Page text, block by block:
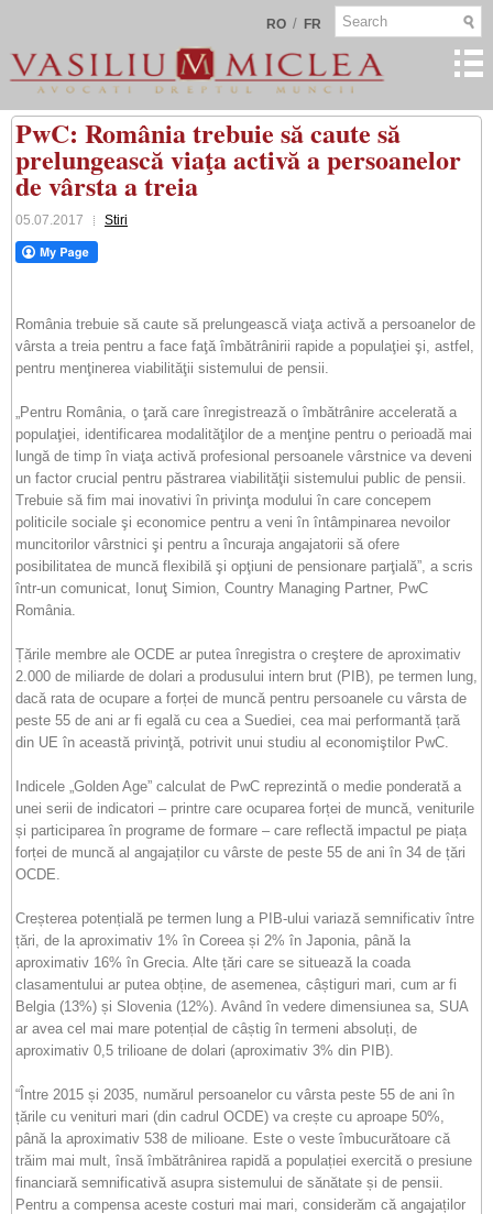
RO / FR
PwC: România trebuie să caute să
prelungească viaţa activă a persoanelor
de vârsta a treia
05.07.2017 Stiri
România trebuie să caute să prelungească viaţa activă a persoanelor de
vârsta a treia pentru a face faţă îmbătrânirii rapide a populaţiei şi, astfel,
pentru menţinerea viabilităţii sistemului de pensii.
„Pentru România, o ţară care înregistrează o îmbătrânire accelerată a
populaţiei, identificarea modalităţilor de a menţine pentru o perioadă mai
lungă de timp în viaţa activă profesional persoanele vârstnice va deveni
un factor crucial pentru păstrarea viabilităţii sistemului public de pensii.
Trebuie să fim mai inovativi în privinţa modului în care concepem
politicile sociale şi economice pentru a veni în întâmpinarea nevoilor
muncitorilor vârstnici şi pentru a încuraja angajatorii să ofere
posibilitatea de muncă flexibilă şi opţiuni de pensionare parţială”, a scris
într-un comunicat, Ionuţ Simion, Country Managing Partner, PwC
România.
Țările membre ale OCDE ar putea înregistra o creştere de aproximativ
2.000 de miliarde de dolari a produsului intern brut (PIB), pe termen lung,
dacă rata de ocupare a forței de muncă pentru persoanele cu vârsta de
peste 55 de ani ar fi egală cu cea a Suediei, cea mai performantă țară
din UE în această privinţă, potrivit unui studiu al economiştilor PwC.
Indicele „Golden Age” calculat de PwC reprezintă o medie ponderată a
unei serii de indicatori – printre care ocuparea forței de muncă, veniturile
și participarea în programe de formare – care reflectă impactul pe piața
forței de muncă al angajaților cu vârste de peste 55 de ani în 34 de țări
OCDE.
Creșterea potențială pe termen lung a PIB-ului variază semnificativ între
țări, de la aproximativ 1% în Coreea și 2% în Japonia, până la
aproximativ 16% în Grecia. Alte țări care se situează la coada
clasamentului ar putea obține, de asemenea, câștiguri mari, cum ar fi
Belgia (13%) și Slovenia (12%). Având în vedere dimensiunea sa, SUA
ar avea cel mai mare potențial de câștig în termeni absoluți, de
aproximativ 0,5 trilioane de dolari (aproximativ 3% din PIB).
“Între 2015 și 2035, numărul persoanelor cu vârsta peste 55 de ani în
țările cu venituri mari (din cadrul OCDE) va crește cu aproape 50%,
până la aproximativ 538 de milioane. Este o veste îmbucurătoare că
trăim mai mult, însă îmbătrânirea rapidă a populației exercită o presiune
financiară semnificativă asupra sistemului de sănătate și de pensii.
Pentru a compensa aceste costuri mai mari, considerăm că angajaților